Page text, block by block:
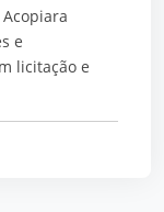
e
licitação e